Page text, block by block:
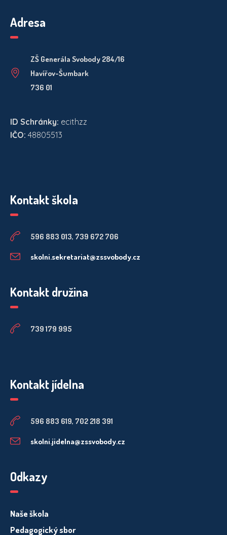
Adresa
ZŠ Generála Svobody 284/16
Havířov-Šumbark
736 01
ID Schránky: ecithzz
IČO: 48805513
Kontakt škola
596 883 013, 739 672 706
skolni.sekretariat@zssvobody.cz
Kontakt družina
739 179 995
Kontakt jídelna
596 883 619, 702 218 391
skolni.jidelna@zssvobody.cz
Odkazy
Naše škola
Pedagogický sbor